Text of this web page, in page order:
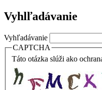
Vyhlľadávanie
Vyhľadávanie
CAPTCHA
Táto otázka slúži ako